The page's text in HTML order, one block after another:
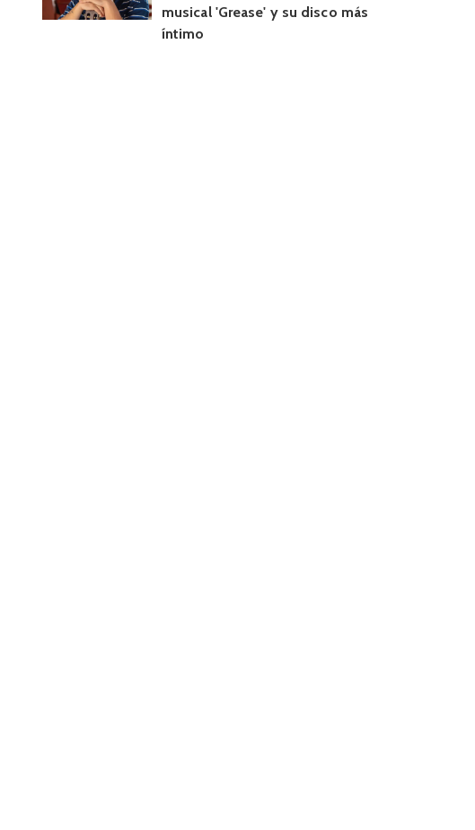
musical 'Grease' y su disco más
íntimo